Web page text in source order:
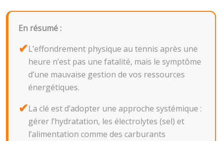
En résumé :
L’effondrement physique au tennis après une
heure n’est pas une fatalité, mais le symptôme
d’une mauvaise gestion de vos ressources
énergétiques.
La clé est d’adopter une approche systémique :
gérer l’hydratation, les électrolytes (sel) et
l’alimentation comme des carburants